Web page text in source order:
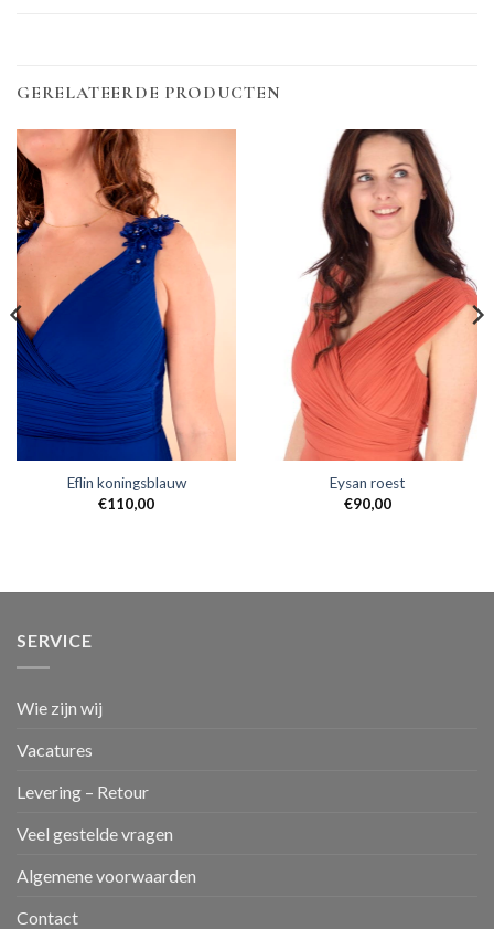
GERELATEERDE PRODUCTEN
Eflin koningsblauw
€110,00
Eysan roest
€90,00
SERVICE
Wie zijn wij
Vacatures
Levering – Retour
Veel gestelde vragen
Algemene voorwaarden
Contact